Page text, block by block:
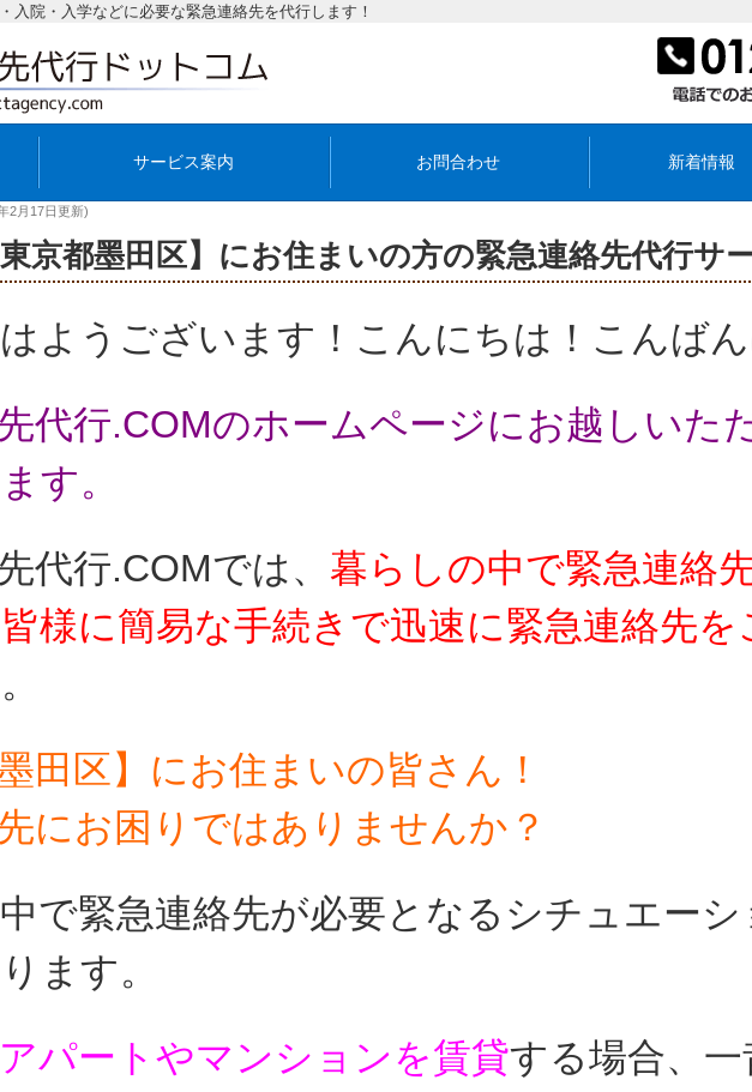
入院・入学などに必要な緊急連絡先を代行します！
サービス案内 お問合わせ 新着情報
2月17日更新)
東京都墨田区】にお住まいの方の緊急連絡先代行サ
ようございます！こんにちは！こんばん
代行.COMのホームページにお越しいた
す。
代行.COMでは、 暮らしの中で緊急連絡
様に簡易な手続きで迅速に緊急連絡先を
墨田区】にお住まいの皆さん！
にお困りではありませんか？
で緊急連絡先が必要となるシチュエーシ
ます。
アパートやマンションを賃貸する場合、 一